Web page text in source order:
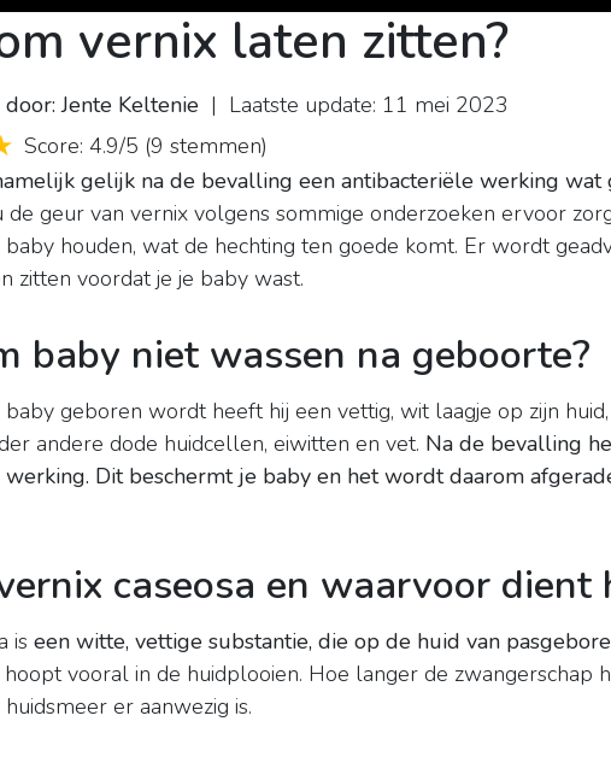
vernix laten zitten?
Jente Keltenie | Laatste update: 11 mei 2023
Score: 4.9/5 (9 stemmen)
gelijk na de bevalling een antibacteriële werking wat
de geur van vernix volgens sommige onderzoeken ervoor
houden, wat de hechting ten goede komt. Er wordt
zitten voordat je je baby wast.
baby niet wassen na geboorte?
geboren wordt heeft hij een vettig, wit laagje op zijn
andere dode huidcellen, eiwitten en vet. Na de bevalling
Dit beschermt je baby en het wordt daarom
caseosa en waarvoor dient
is een witte, vettige substantie, die op de huid van
hoopt vooral in de huidplooien. Hoe langer de zwangerschap
er aanwezig is.